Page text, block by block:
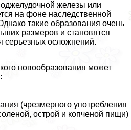
железы или
на фоне наследственной
такие образования очень
размеров и становятся
серьезных осложнений.
новообразования может
(чрезмерного употрeбления
острой и копченой пищи)